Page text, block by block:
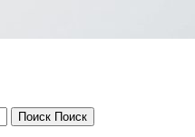
Поиск Поиск